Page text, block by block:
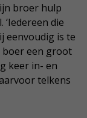
broer hulp
die
eenvoudig is te
boer een groot
keer in- en
telkens